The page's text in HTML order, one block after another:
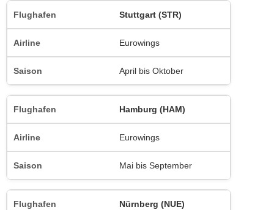
Stuttgart (STR)
Eurowings
April bis Oktober
Hamburg (HAM)
Eurowings
Mai bis September
Nürnberg (NUE)